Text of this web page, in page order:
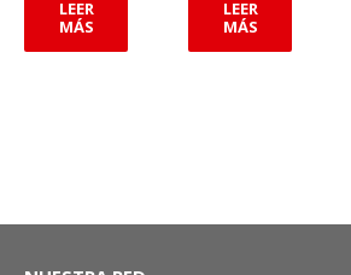
LEER
MÁS
LEER
MÁS